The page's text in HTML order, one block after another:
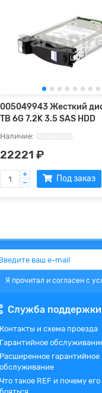
005049943 Жесткий
TB 6G 7.2K 3.5 SAS HDD
22221 ₽
Под заказ
Я прочитал и согласен с
Служба поддержки
Контакты и схема проезда
Гарантийное
Расширенное гарантийное
обслуживание
Что такое REF и почему